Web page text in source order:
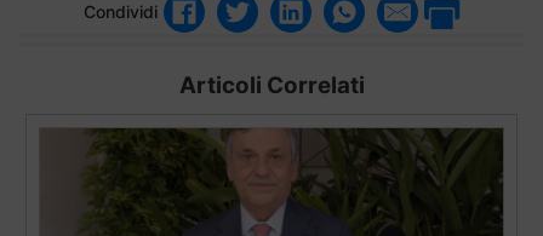
Condividi
Articoli Correlati